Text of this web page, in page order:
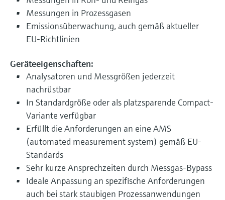
Messungen in Prozessgasen
Emissionsüberwachung, auch gemäß aktueller
EU-Richtlinien
Geräteeigenschaften:
Analysatoren und Messgrößen jederzeit
nachrüstbar
In Standardgröße oder als platzsparende Compact-
Variante verfügbar
Erfüllt die Anforderungen an eine AMS
(automated measurement system) gemäß EU-
Standards
Sehr kurze Ansprechzeiten durch Messgas-Bypass
Ideale Anpassung an spezifische Anforderungen
auch bei stark staubigen Prozessanwendungen